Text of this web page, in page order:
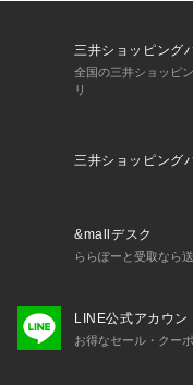
三井ショッピング
全国の三井ショッピ
リ
三井ショッピング
&mallデスク
ららぽーと受取なら
LINE公式アカウン
お得なセール・クー